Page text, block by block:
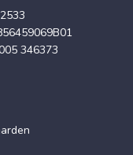
346373